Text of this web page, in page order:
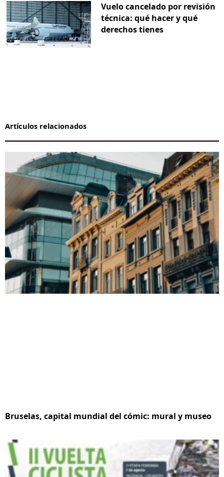
Vuelo cancelado por revisión
técnica: qué hacer y qué
derechos tienes
Artículos relacionados
Bruselas, capital mundial del cómic: mural y museo